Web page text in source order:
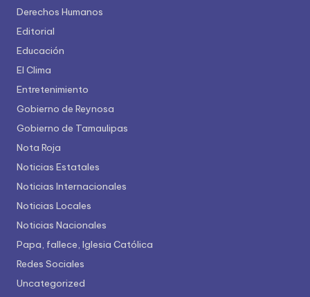
Derechos Humanos
Editorial
Educación
El Clima
Entretenimiento
Gobierno de Reynosa
Gobierno de Tamaulipas
Nota Roja
Noticias Estatales
Noticias Internacionales
Noticias Locales
Noticias Nacionales
Papa, fallece, Iglesia Católica
Redes Sociales
Uncategorized